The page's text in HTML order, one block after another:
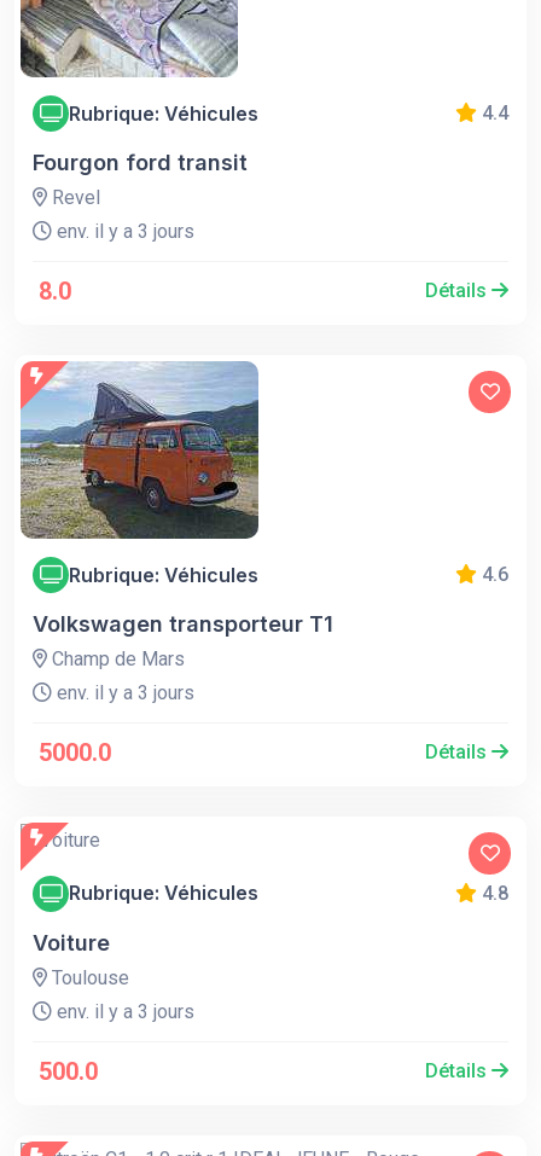
Rubrique: Véhicules 4.4
Fourgon ford transit
Revel
env. il y a 3 jours
8.0 Détails
Rubrique: Véhicules 4.6
Volkswagen transporteur T1
Champ de Mars
env. il y a 3 jours
5000.0 Détails
Rubrique: Véhicules 4.8
Voiture
Toulouse
env. il y a 3 jours
500.0 Détails